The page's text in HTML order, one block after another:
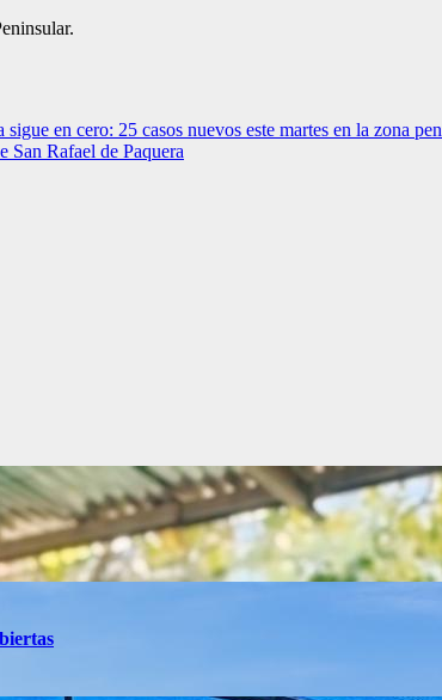
en cero: 25 casos nuevos este martes en la zona
Rafael de Paquera